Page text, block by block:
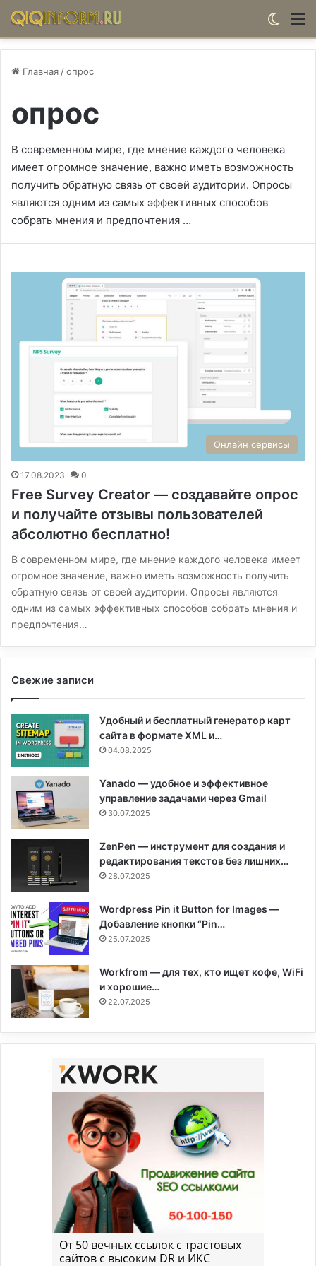
Главная /опрос
опрос
В современном мире, где мнение каждого человека
имеет огромное значение, важно иметь возможность
получить обратную связь от своей аудитории. Опросы
являются одним из самых эффективных способов
собрать мнения и предпочтения …
Онлайн сервисы
17.08.2023 0
Free Survey Creator — создавайте опрос
и получайте отзывы пользователей
абсолютно бесплатно!
В современном мире, где мнение каждого человека имеет
огромное значение, важно иметь возможность получить
обратную связь от своей аудитории. Опросы являются
одним из самых эффективных способов собрать мнения и
предпочтения…
Свежие записи
Удобный и бесплатный генератор карт
сайта в формате XML и…
04.08.2025
Yanado — удобное и эффективное
управление задачами через Gmail
30.07.2025
ZenPen — инструмент для создания и
редактирования текстов без лишних…
28.07.2025
Wordpress Pin it Button for Images —
Добавление кнопки “Pin…
25.07.2025
Workfrom — для тех, кто ищет кофе, WiFi
и хорошие…
22.07.2025